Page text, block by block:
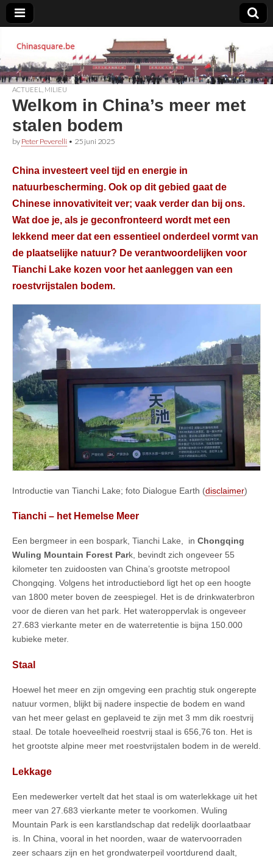
Chinasquare.be
ACTUEEL MILIEU
Welkom in China’s meer met
stalen bodem
by Peter Peverelli • 25 juni 2025
China investeert veel tijd en energie in
natuurbescherming. Ook op dit gebied gaat de
Chinese innovativiteit ver; vaak verder dan bij ons.
Wat doe je, als je geconfronteerd wordt met een
lekkend meer dat een essentieel onderdeel vormt van
de plaatselijke natuur? De verantwoordelijken voor
Tianchi Lake kozen voor het aanleggen van een
roestvrijstalen bodem.
Introductie van Tianchi Lake; foto Dialogue Earth (disclaimer)
Tianchi – het Hemelse Meer
Een bergmeer in een bospark, Tianchi Lake, in Chongqing
Wuling Mountain Forest Park, bevindt zich ongeveer 55
kilometer ten zuidoosten van China’s grootste metropool
Chongqing. Volgens het introductiebord ligt het op een hoogte
van 1800 meter boven de zeespiegel. Het is de drinkwaterbron
voor de dieren van het park. Het wateroppervlak is ongeveer
27.683 vierkante meter en de waterretentie is bijna 150.000
kubieke meter.
Staal
Hoewel het meer en zijn omgeving een prachtig stuk ongerepte
natuur vormen, blijkt bij nadere inspectie de bodem en wand
van het meer gelast en geplaveid te zijn met 3 mm dik roestvrij
staal. De totale hoeveelheid roestvrij staal is 656,76 ton. Het is
het grootste alpine meer met roestvrijstalen bodem in de wereld.
Lekkage
Een medewerker vertelt dat het staal is om waterlekkage uit het
meer van 27.683 vierkante meter te voorkomen. Wuling
Mountain Park is een karstlandschap dat redelijk doorlaatbaar
is. In China, vooral in het noorden, waar de watervoorraden
zeer schaars zijn en het grondwaterpeil voortdurend daalt,